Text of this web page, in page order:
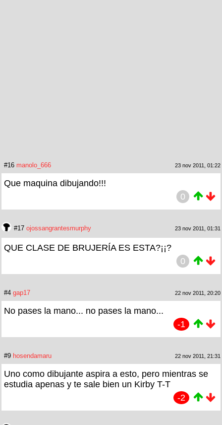
#16 manolo_666 23 nov 2011, 01:22
Que maquina dibujando!!!
0
#17 ojossangrantesmurphy 23 nov 2011, 01:31
QUE CLASE DE BRUJERÍA ES ESTA?¡¡?
0
#4 gap17 22 nov 2011, 20:20
No pases la mano... no pases la mano...
-1
#9 hosendamaru 22 nov 2011, 21:31
Uno como dibujante aspira a esto, pero mientras se
estudia apenas y te sale bien un Kirby T-T
-2